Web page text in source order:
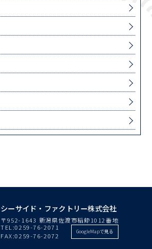
シーサイド・ファクトリー株式会社
〒952-1643 新潟県佐渡市稲鯨1012番地
TEL:0259-76-2071
FAX:0259-76-2072
GoogleMapで見る